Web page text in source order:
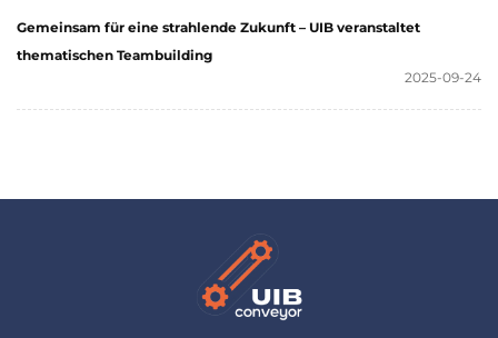
Gemeinsam für eine strahlende Zukunft – UIB veranstaltet
thematischen Teambuilding
2025-09-24